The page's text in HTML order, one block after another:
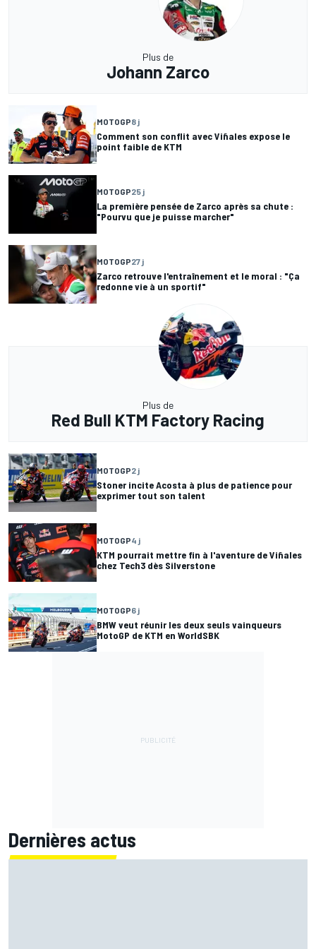
Plus de
Johann Zarco
MOTOGP8 j
Comment son conflit avec Viñales expose le
point faible de KTM
MOTOGP25 j
La première pensée de Zarco après sa chute :
"Pourvu que je puisse marcher"
MOTOGP27 j
Zarco retrouve l'entraînement et le moral : "Ça
redonne vie à un sportif"
Plus de
Red Bull KTM Factory Racing
MOTOGP2 j
Stoner incite Acosta à plus de patience pour
exprimer tout son talent
MOTOGP4 j
KTM pourrait mettre fin à l'aventure de Viñales
chez Tech3 dès Silverstone
MOTOGP6 j
BMW veut réunir les deux seuls vainqueurs
MotoGP de KTM en WorldSBK
Dernières actus